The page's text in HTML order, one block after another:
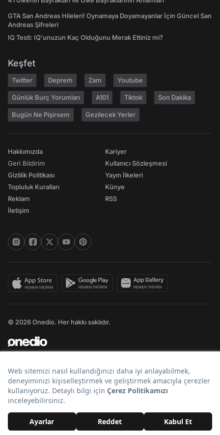
GTA San Andreas Hileleri! Oynamaya Doyamayanlar İçin Güncel San
Andreas Şifreleri
IQ Testi: IQ'unuzun Kaç Olduğunu Merak Ettiniz mi?
Keşfet
Twitter Deprem Zam Youtube
Günlük Burç Yorumları A101 Tiktok Son Dakika
Bugün Ne Pişirsem Gezilecek Yerler
Hakkımızda
Geri Bildirim
Gizlilik Politikası
Topluluk Kuralları
Reklam
İletişim
Kariyer
Kullanıcı Sözleşmesi
Yayın İlkeleri
Künye
RSS
© 2026 Onedio. Her hakkı saklıdır.
Bir markasıdır.